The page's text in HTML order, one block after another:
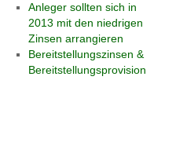
Anleger sollten sich in
2013 mit den niedrigen
Zinsen arrangieren
Bereitstellungszinsen &
Bereitstellungsprovision